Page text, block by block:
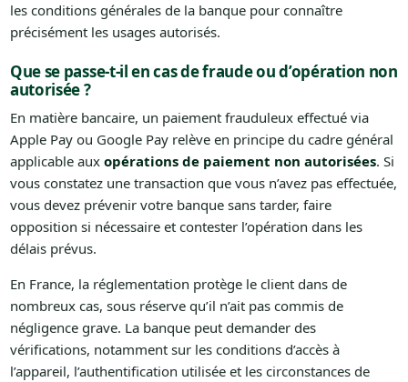
les conditions générales de la banque pour connaître
précisément les usages autorisés.
Que se passe-t-il en cas de fraude ou d’opération non
autorisée ?
En matière bancaire, un paiement frauduleux effectué via
Apple Pay ou Google Pay relève en principe du cadre général
applicable aux opérations de paiement non autorisées. Si
vous constatez une transaction que vous n’avez pas effectuée,
vous devez prévenir votre banque sans tarder, faire
opposition si nécessaire et contester l’opération dans les
délais prévus.
En France, la réglementation protège le client dans de
nombreux cas, sous réserve qu’il n’ait pas commis de
négligence grave. La banque peut demander des
vérifications, notamment sur les conditions d’accès à
l’appareil, l’authentification utilisée et les circonstances de